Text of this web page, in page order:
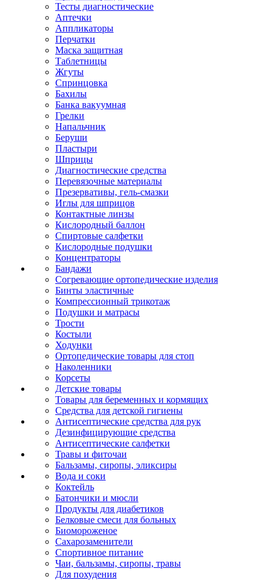
Тесты диагностические
Аптечки
Аппликаторы
Перчатки
Маска защитная
Таблетницы
Жгуты
Спринцовка
Бахилы
Банка вакуумная
Грелки
Напальчник
Беруши
Пластыри
Шприцы
Диагностические средства
Перевязочные материалы
Презервативы, гель-смазки
Иглы для шприцов
Контактные линзы
Кислородный баллон
Спиртовые салфетки
Кислородные подушки
Концентраторы
Бандажи
Согревающие ортопедические изделия
Бинты эластичные
Компрессионный трикотаж
Подушки и матрасы
Трости
Костыли
Ходунки
Ортопедические товары для стоп
Наколенники
Корсеты
Детские товары
Товары для беременных и кормящих
Средства для детской гигиены
Антисептические средства для рук
Дезинфицирующие средства
Антисептические салфетки
Травы и фиточаи
Бальзамы, сиропы, эликсиры
Вода и соки
Коктейль
Батончики и мюсли
Продукты для диабетиков
Белковые смеси для больных
Биомороженое
Сахарозаменители
Спортивное питание
Чаи, бальзамы, сиропы, травы
Для похудения